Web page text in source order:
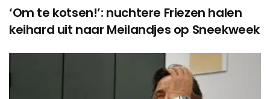
‘Om te kotsen!’: nuchtere Friezen halen
keihard uit naar Meilandjes op Sneekweek